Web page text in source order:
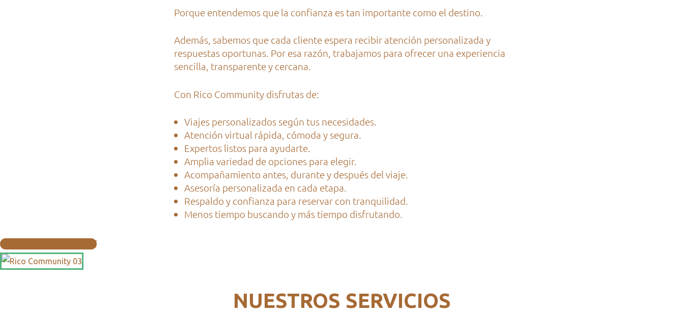
Porque entendemos que la confianza es tan importante como el destino.
Además, sabemos que cada cliente espera recibir atención personalizada y
respuestas oportunas. Por esa razón, trabajamos para ofrecer una experiencia
sencilla, transparente y cercana.
Con Rico Community disfrutas de:
Viajes personalizados según tus necesidades.
Atención virtual rápida, cómoda y segura.
Expertos listos para ayudarte.
Amplia variedad de opciones para elegir.
Acompañamiento antes, durante y después del viaje.
Asesoría personalizada en cada etapa.
Respaldo y confianza para reservar con tranquilidad.
Menos tiempo buscando y más tiempo disfrutando.
Pide tu cotización aquí
NUESTROS SERVICIOS